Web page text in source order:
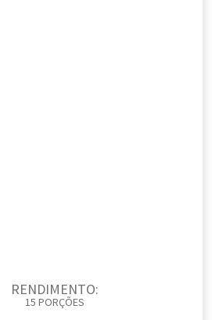
RENDIMENTO:
15 PORÇÕES